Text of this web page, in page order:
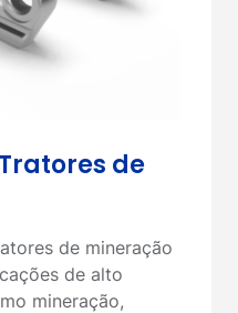
de
de mineração
de alto
mineração,